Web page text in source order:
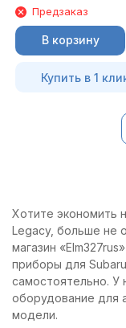
Предзаказ
В корзину
Купить в 1
Хотите экономить
Legacy, больше не
магазин
приборы для
самостоятельно. У
оборудование для
модели.